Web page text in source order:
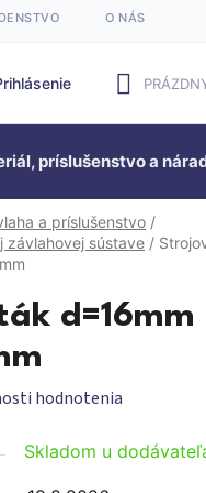
O NÁS
KOŠÍK
príslušenstvo a
a príslušenstvo /
závlahovej sústave /
d=16mm
hodnotenia
Skladom u